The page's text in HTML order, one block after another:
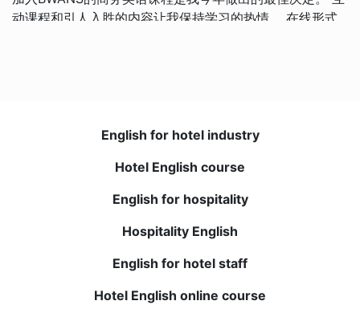
动课程和引人入胜的内容让我保持学习的热情。 在线形式
我对在线课程持怀疑态度，但BWANS超出了我的期望。 教
师一流并提供有价值的反馈。 我的理解力和词汇量显著提
English for hotel industry
Hotel English course
English for hospitality
Hospitality English
English for hotel staff
Hotel English online course